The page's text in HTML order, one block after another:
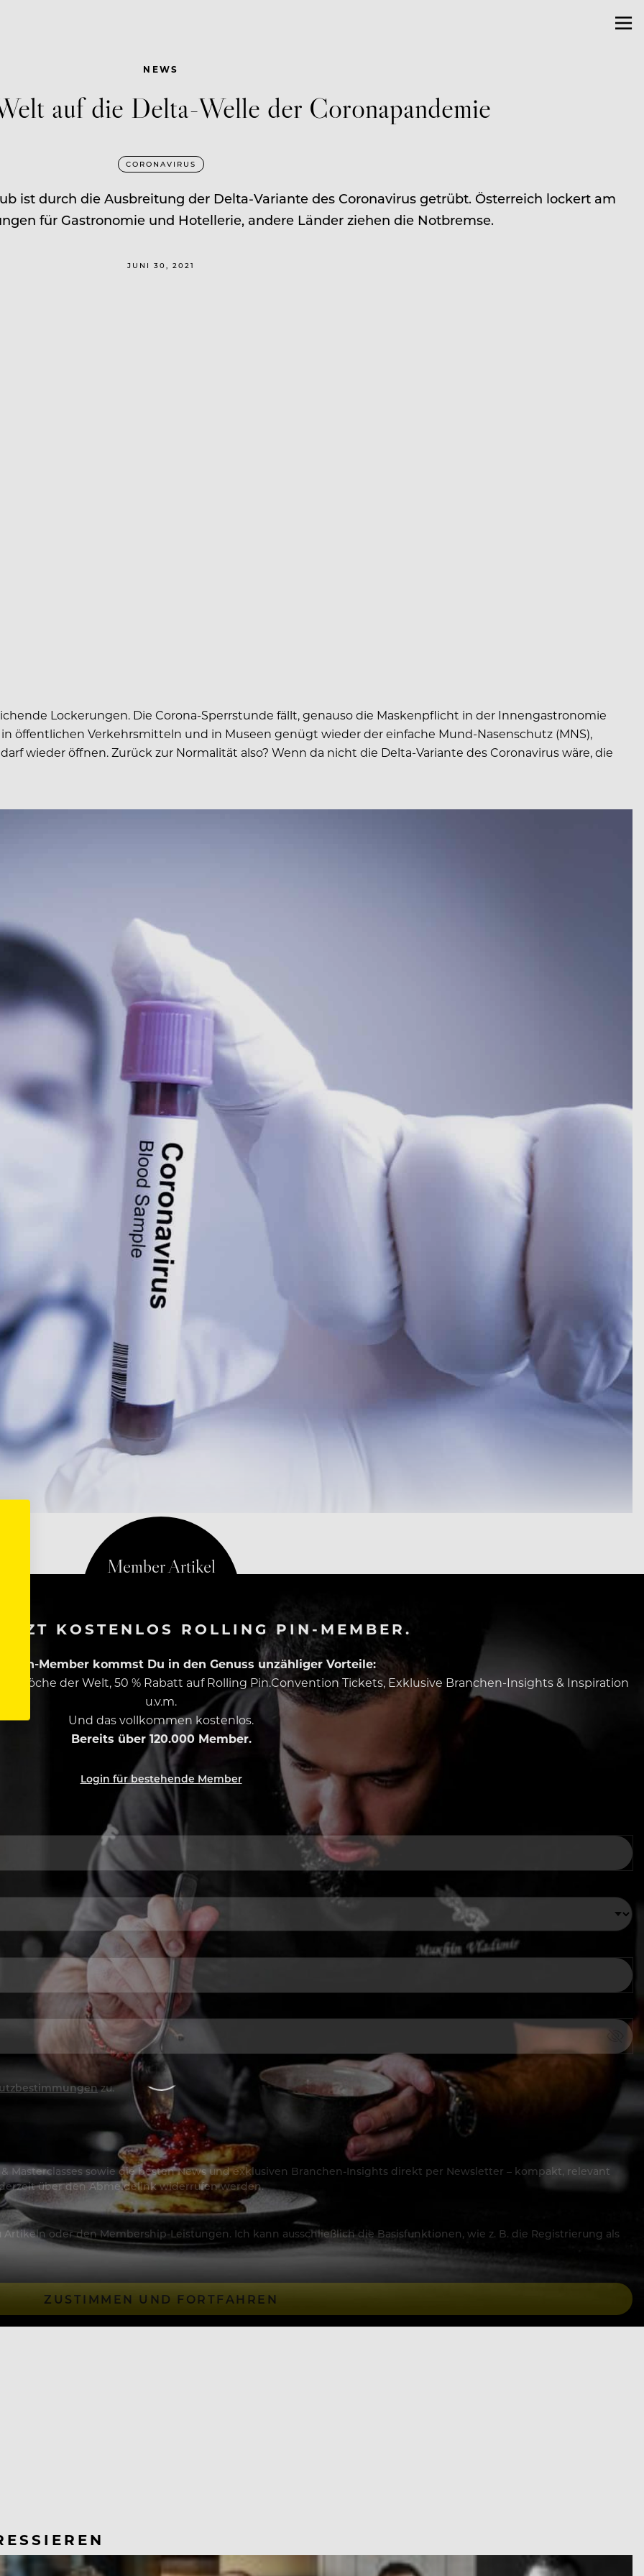
NEWS
auf die Delta-Welle der Coronapandemie
CORONAVIRUS
ist durch die Ausbreitung der Delta-Variante des Coronavirus getrübt. Österreich lockert am
für Gastronomie und Hotellerie, andere Länder ziehen die Notbremse.
JUNI 30, 2021
Lockerungen. Die Corona-Sperrstunde fällt, genauso die Maskenpflicht in der Innengastronomie
öffentlichen Verkehrsmitteln und in Museen genügt wieder der einfache Mund-Nasenschutz (MNS),
wieder öffnen. Zurück zur Normalität also? Wenn da nicht die Delta-Variante des Coronavirus wäre, die
KOSTENLOS ROLLING PIN-MEMBER.
Pin-Member kommst Du in den Genuss unzähliger Vorteile:
Köche der Welt, 50 % Rabatt auf Rolling Pin.Convention Tickets, Exklusive Branchen-Insights & Inspiration
u.v.m.
Und das vollkommen kostenlos.
Bereits über 120.000 Member.
Login für bestehende Member
zu.
Masterclasses sowie die besten News und exklusiven Branchen-Insights direkt per Newsletter – kompakt, relevant
über den Abmeldelink widerrufen werden.
oder den Membership-Leistungen. Ich kann ausschließlich die Basisfunktionen, wie z. B. die Registrierung als
ZUSTIMMEN UND FORTFAHREN